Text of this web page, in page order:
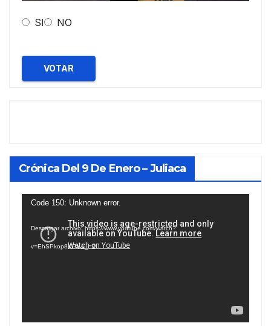
SI NO
VOTAR
Crónica Del 9 De Enero – Juliaca
Reproductor
vídeo
Code 150: Unknown error.
Descargar archivo: https://www.youtube.com/watch?
v=EhSPkop8KPY&_=2